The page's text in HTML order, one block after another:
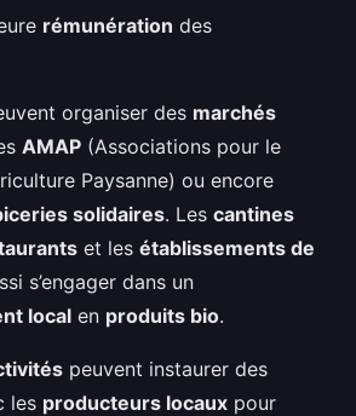
rémunération des
organiser des marchés
AMAP (Associations pour le
Paysanne) ou encore
solidaires. Les cantines
et les établissements de
s’engager dans un
local en produits bio.
peuvent instaurer des
les producteurs locaux pour